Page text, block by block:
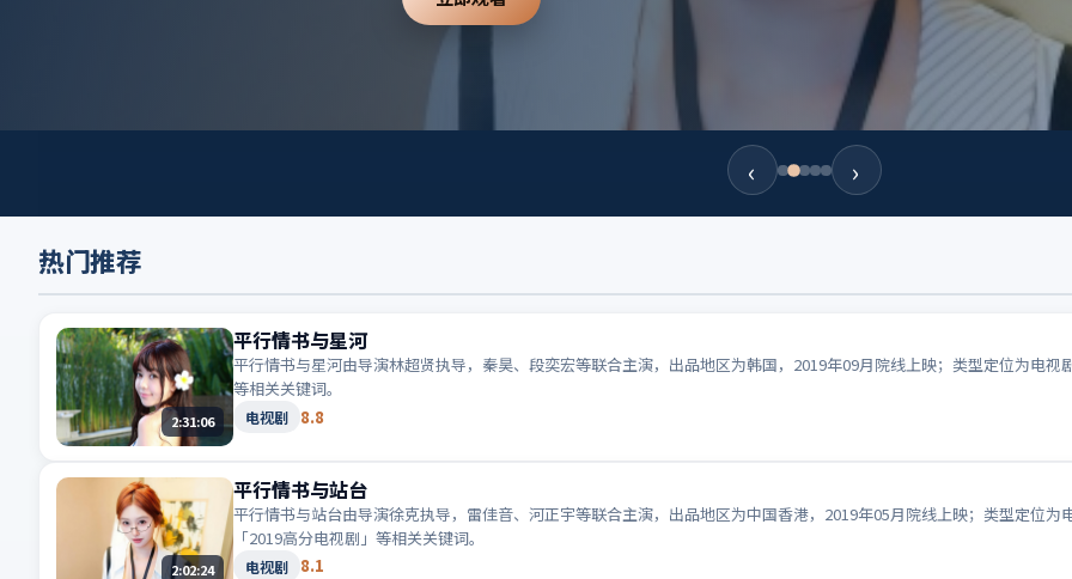
‹ ›
热门推荐
2:31:06
平行情书与星河
平行情书与星河由导演林超贤执导，秦昊、段奕宏等联合主演，出品地区为韩国，2019年09月院线上映；类型定位为电
等相关关键词。
电视剧 8.8
2:02:24
平行情书与站台
平行情书与站台由导演徐克执导，雷佳音、河正宇等联合主演，出品地区为中国香港，2019年05月院线上映；类型定位
「2019高分电视剧」等相关关键词。
电视剧 8.1